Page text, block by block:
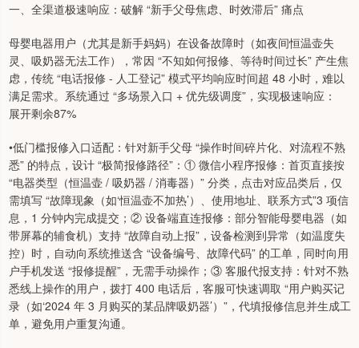
一、全渠道极速响应：破解 “新手父母焦虑、时效滞后” 痛点
母婴电器用户（尤其是新手妈妈）在设备故障时（如夜间恒温壶失
灵、吸奶器无法工作），常因 “不知如何报修、等待时间过长” 产生焦
虑，传统 “电话报修 - 人工登记” 模式平均响应时间超 48 小时，难以
满足需求。系统通过 “多场景入口 + 优先级调度”，实现极速响应：
展开剩余87%
•低门槛报修入口适配：针对新手父母 “操作时间碎片化、对流程不熟
悉” 的特点，设计 “极简报修路径”：① 微信小程序报修：首页直接按
“电器类型（恒温壶 / 吸奶器 / 消毒器）” 分类，点击对应品类后，仅
需填写 “故障现象（如‘恒温壶不加热’）、使用地址、联系方式”3 项信
息，1 分钟内完成提交；② 设备端直连报修：部分智能母婴电器（如
带屏幕的辅食机）支持 “故障自动上报”，设备检测到异常（如温度失
控）时，自动向系统推送含 “设备编号、故障代码” 的工单，同时向用
户手机发送 “报修提醒”，无需手动操作；③ 客服代报支持：针对不熟
悉线上操作的用户，拨打 400 电话后，客服可快速调取 “用户购买记
录（如‘2024 年 3 月购买的某品牌吸奶器’）”，代填报修信息并生成工
单，避免用户重复沟通。